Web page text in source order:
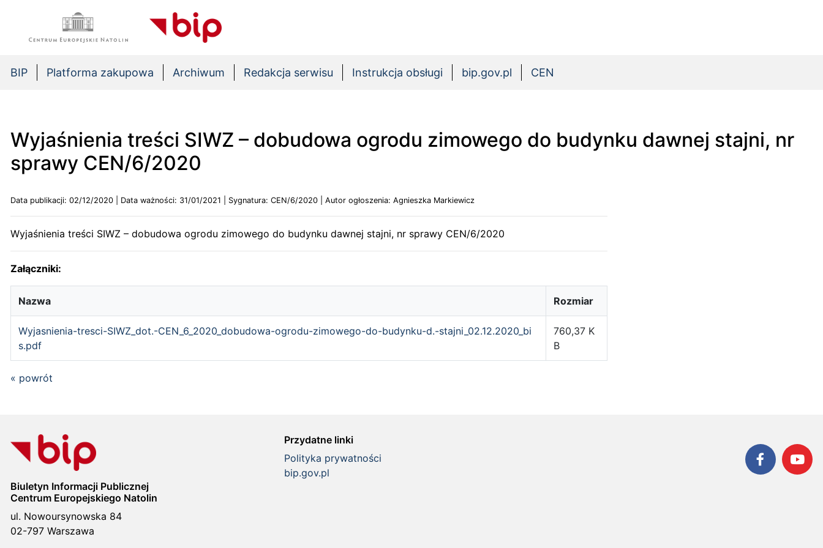
BIP Platforma zakupowa Archiwum Redakcja serwisu Instrukcja obsługi bip.gov.pl CEN
Wyjaśnienia treści SIWZ – dobudowa ogrodu zimowego do budynku dawnej stajni, nr
sprawy CEN/6/2020
Data publikacji: 02/12/2020 | Data ważności: 31/01/2021 | Sygnatura: CEN/6/2020 | Autor ogłoszenia: Agnieszka Markiewicz
Wyjaśnienia treści SIWZ – dobudowa ogrodu zimowego do budynku dawnej stajni, nr sprawy CEN/6/2020
Załączniki:
Nazwa Rozmiar
Wyjasnienia-tresci-SIWZ_dot.-CEN_6_2020_dobudowa-ogrodu-zimowego-do-budynku-d.-stajni_02.12.2020_bi
s.pdf
760,37 K
B
« powrót
Biuletyn Informacji Publicznej
Centrum Europejskiego Natolin
ul. Nowoursynowska 84
02-797 Warszawa
Przydatne linki
Polityka prywatności
bip.gov.pl